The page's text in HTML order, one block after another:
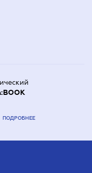
ПОДРОБНЕЕ